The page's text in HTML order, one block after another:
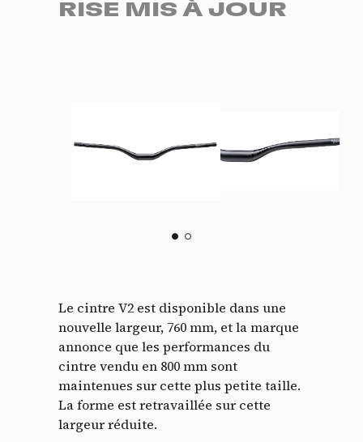
RISE MIS À JOUR
Le cintre V2 est disponible dans une
nouvelle largeur, 760 mm, et la marque
annonce que les performances du
cintre vendu en 800 mm sont
maintenues sur cette plus petite taille.
La forme est retravaillée sur cette
largeur réduite.